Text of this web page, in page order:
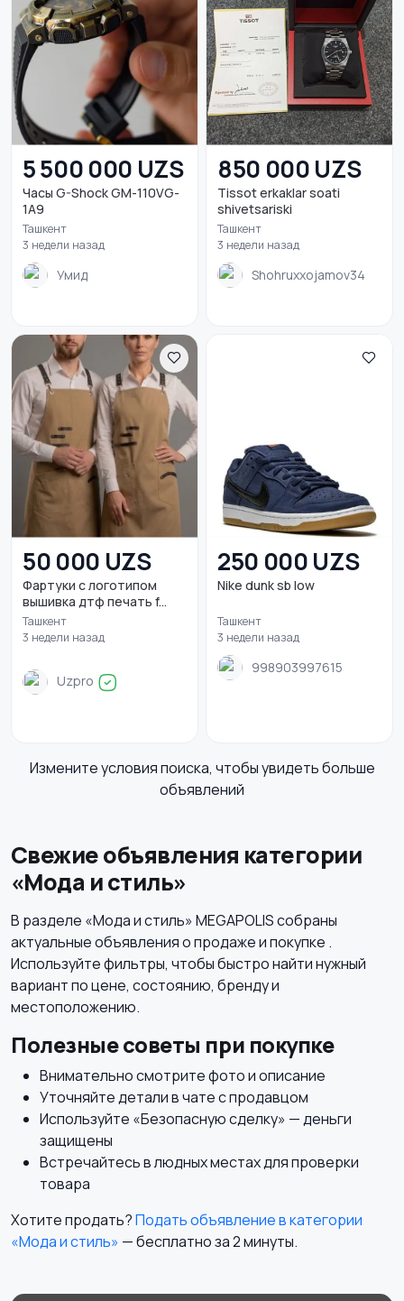
5 500 000 UZS
Часы G-Shock GM-110VG-
1A9
Ташкент
3 недели назад
Умид
850 000 UZS
Tissot erkaklar soati
shivetsariski
Ташкент
3 недели назад
Shohruxxojamov34
50 000 UZS
Фартуки с логотипом
вышивка дтф печать f...
Ташкент
3 недели назад
Uzpro
250 000 UZS
Nike dunk sb low
Ташкент
3 недели назад
998903997615
Измените условия поиска, чтобы увидеть больше
объявлений
Свежие объявления категории
«Мода и стиль»
В разделе «Мода и стиль» MEGAPOLIS собраны
актуальные объявления о продаже и покупке .
Используйте фильтры, чтобы быстро найти нужный
вариант по цене, состоянию, бренду и
местоположению.
Полезные советы при покупке
Внимательно смотрите фото и описание
Уточняйте детали в чате с продавцом
Используйте «Безопасную сделку» — деньги
защищены
Встречайтесь в людных местах для проверки
товара
Хотите продать?Подать объявление в категории
«Мода и стиль» — бесплатно за 2 минуты.